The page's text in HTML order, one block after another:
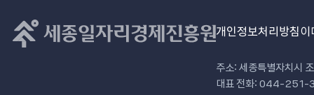
개인정보처리방침
주소: 세종특별자치시
대표 전화: 044-